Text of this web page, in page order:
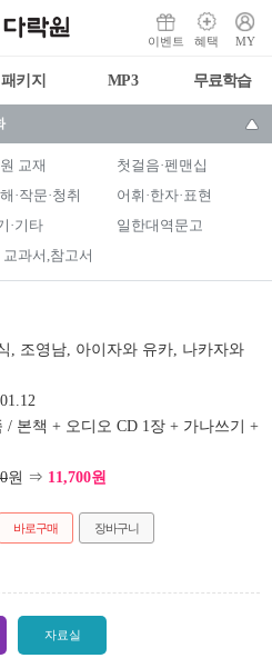
이벤트 혜택 MY
패키지 MP3 무료학습
교재 첫걸음·펜맨십
·작문·청취
어휘·한자·표현
·기타
일한대역문고
교과서,참고서
, 조영남, 아이자와 유카, 나카자와
/ 본책 + 오디오 CD 1장 + 가나쓰기 +
원 ⇒ 11,700원
바로구매 장바구니
자료실